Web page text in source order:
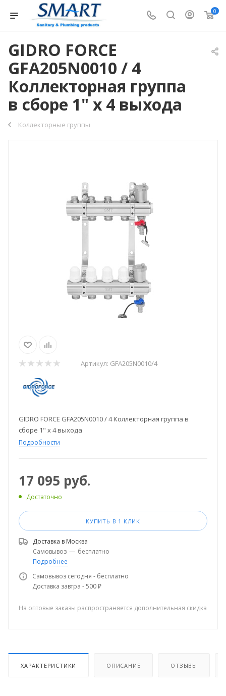
0
GIDRO FORCE
GFA205N0010 / 4
Коллекторная группа
в сборе 1" х 4 выхода
Коллекторные группы
Артикул: GFA205N0010/4
GIDRO FORCE GFA205N0010 / 4 Коллекторная группа в
сборе 1" х 4 выхода
Подробности
17 095 руб.
Достаточно
КУПИТЬ В 1 КЛИК
Доставка в Москва
Самовывоз — бесплатно
Подробнее
Самовывоз сегодня - бесплатно
Доставка завтра - 500 ₽
На оптовые заказы распространяется дополнительная скидка
ХАРАКТЕРИСТИКИ ОПИСАНИЕ ОТЗЫВЫ